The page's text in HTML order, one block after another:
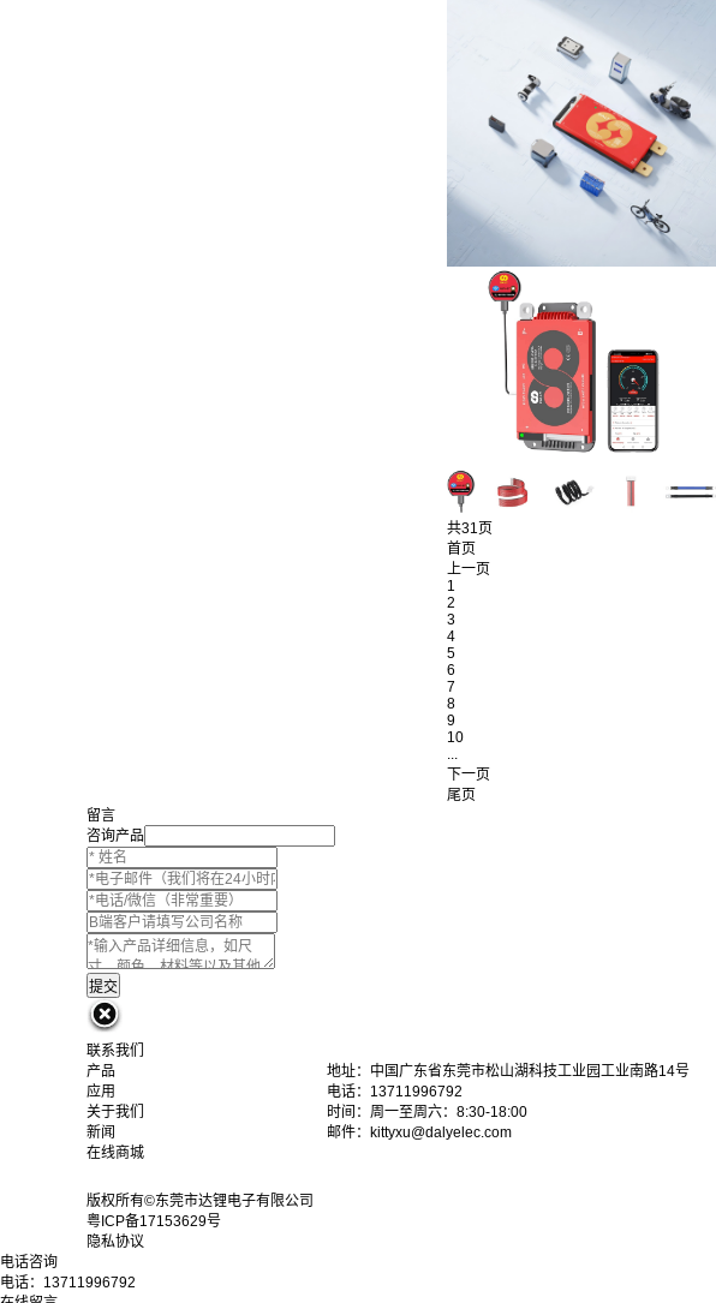
共31页
首页
上一页
1
2
3
4
5
6
7
8
9
10
...
下一页
尾页
留言
咨询产品
联系我们
产品
应用
关于我们
新闻
在线商城
地址：中国广东省东莞市松山湖科技工业园工业南路14号
电话：13711996792
时间：周一至周六：8:30-18:00
邮件：kittyxu@dalyelec.com
版权所有©东莞市达锂电子有限公司
粤ICP备17153629号
隐私协议
电话咨询
电话： 13711996792